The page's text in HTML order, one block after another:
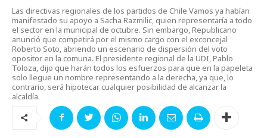
Las directivas regionales de los partidos de Chile Vamos ya habían
manifestado su apoyo a Sacha Razmilic, quien representaría a todo
el sector en la municipal de octubre. Sin embargo, Republicano
anunció que competirá por el mismo cargo con el exconcejal
Roberto Soto, abriendo un escenario de dispersión del voto
opositor en la comuna. El presidente regional de la UDI, Pablo
Toloza, dijo que harán todos los esfuerzos para que en la papeleta
solo llegue un nombre representando a la derecha, ya que, lo
contrario, será hipotecar cualquier posibilidad de alcanzar la
alcaldía.